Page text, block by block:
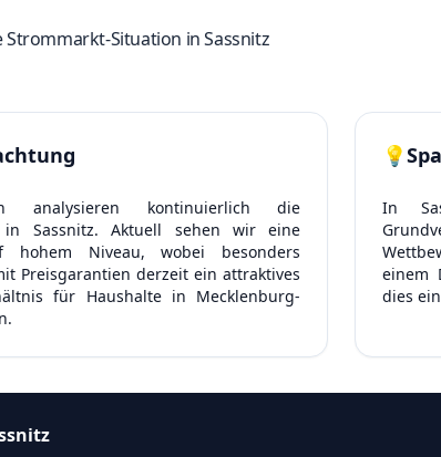
Strommarkt-Situation in Sassnitz
analysieren kontinuierlich die
in Sassnitz. Aktuell sehen wir eine
hohem Niveau, wobei besonders
Preisgarantien derzeit ein attraktives
für Haushalte in Mecklenburg-
💡
In
einem
dies